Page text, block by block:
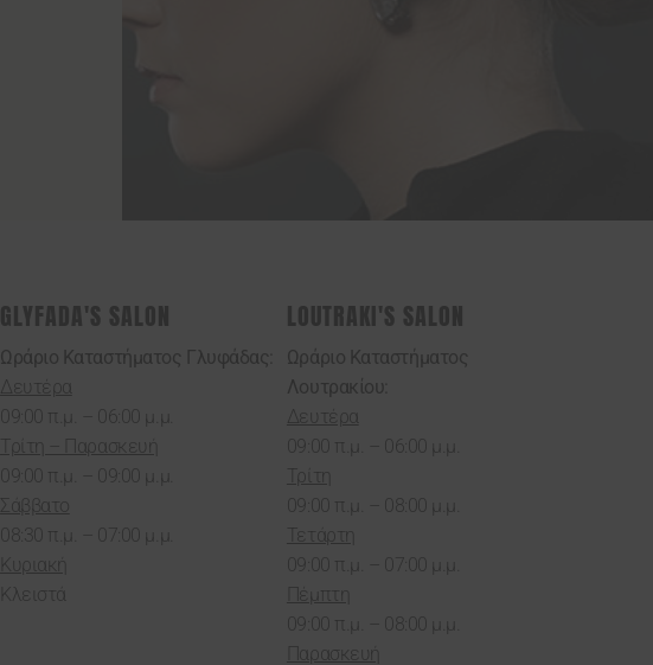
GLYFADA'S SALON
Ωράριο Καταστήματος Γλυφάδας:
Δευτέρα
09:00 π.μ. – 06:00 μ.μ.
Τρίτη – Παρασκευή
09:00 π.μ. – 09:00 μ.μ.
Σάββατο
08:30 π.μ. – 07:00 μ.μ.
Κυριακή
Κλειστά
LOUTRAKI'S SALON
Ωράριο Καταστήματος
Λουτρακίου:
Δευτέρα
09:00 π.μ. – 06:00 μ.μ.
Τρίτη
09:00 π.μ. – 08:00 μ.μ.
Τετάρτη
09:00 π.μ. – 07:00 μ.μ.
Πέμπτη
09:00 π.μ. – 08:00 μ.μ.
Παρασκευή